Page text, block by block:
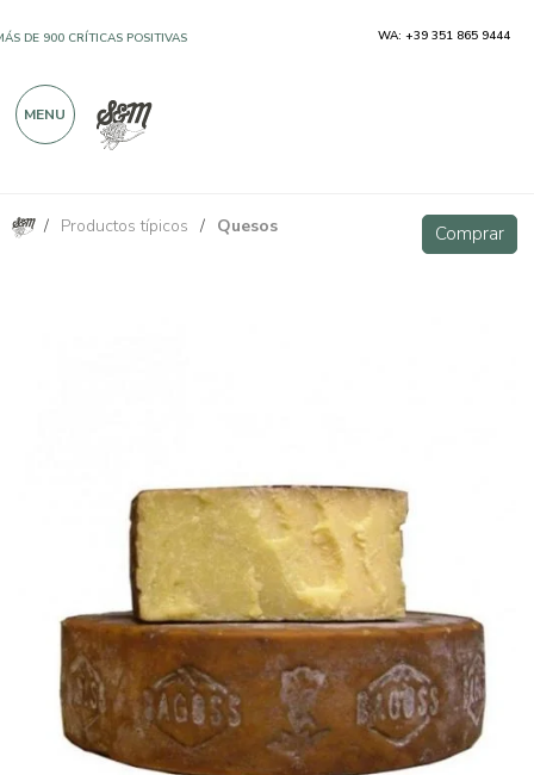
/ Productos típicos / Quesos Comprar
Comprar
DE 900 CRÍTICAS POSITIVAS WA: +39 351 865 9444
MENU